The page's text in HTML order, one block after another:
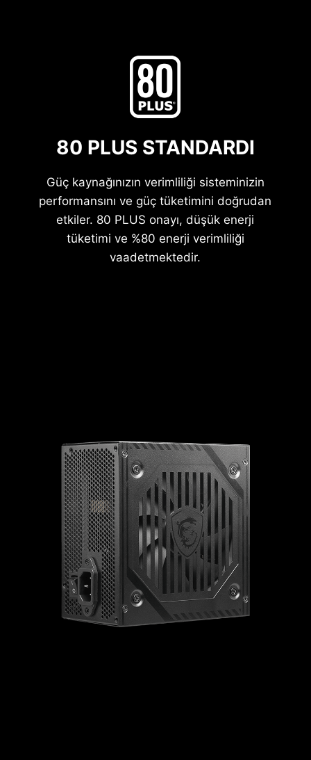
80 PLUS STANDARDI
Güç kaynağınızın verimliliği sisteminizin
performansını ve güç tüketimini doğrudan
etkiler. 80 PLUS onayı, düşük enerji
tüketimi ve %80 enerji verimliliği
vaadetmektedir.